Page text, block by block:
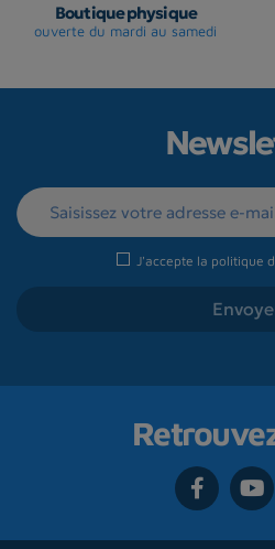
Boutique physique
ouverte du mardi au samedi
J'accepte la politique